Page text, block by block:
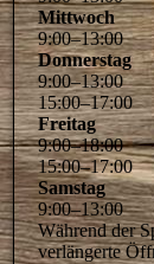
Mittwoch
9:00–13:00
Donnerstag
9:00–13:00
15:00–17:00
Freitag
9:00–18:00
15:00–17:00
Samstag
9:00–13:00
Während der
verlängerte